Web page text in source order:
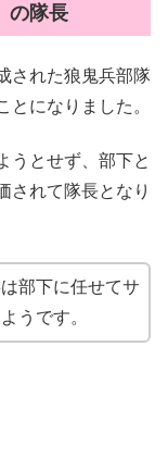
の隊長
された狼鬼兵部隊
とになりました。
うとせず、部下と
されて隊長となり
部下に任せてサ
うです。